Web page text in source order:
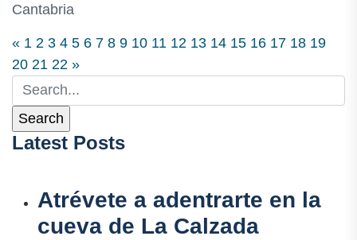
Cantabria
« 1 2 3 4 5 6 7 8 9 10 11 12 13 14 15 16 17 18 19
20 21 22 »
Latest Posts
Atrévete a adentrarte en la
cueva de La Calzada